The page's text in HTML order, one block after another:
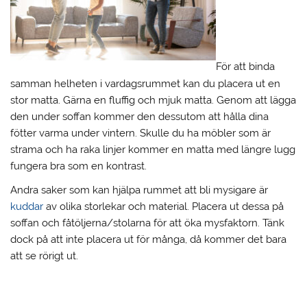
För att binda
samman helheten i vardagsrummet kan du placera ut en
stor matta. Gärna en fluffig och mjuk matta. Genom att lägga
den under soffan kommer den dessutom att hålla dina
fötter varma under vintern. Skulle du ha möbler som är
strama och ha raka linjer kommer en matta med längre lugg
fungera bra som en kontrast.
Andra saker som kan hjälpa rummet att bli mysigare är
kuddar av olika storlekar och material. Placera ut dessa på
soffan och fåtöljerna/stolarna för att öka mysfaktorn. Tänk
dock på att inte placera ut för många, då kommer det bara
att se rörigt ut.